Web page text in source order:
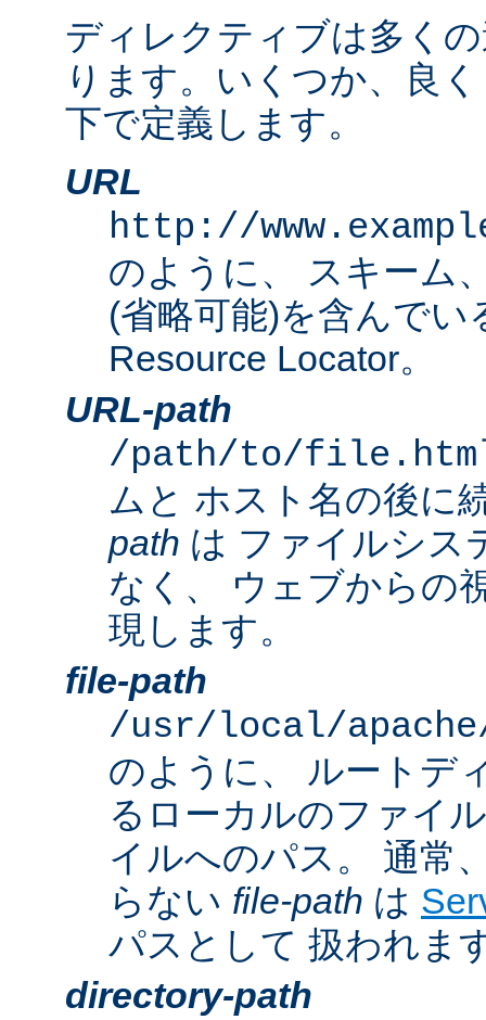
ディレクティブは多く
ります。いくつか、良
下で定義します。
URL
http://
のように、 スキーム
(省略可能)を含んでい
Resource Locator。
URL-path
/path/to/
ムと ホスト名の後に
path は ファイルシス
なく、 ウェブからの
現します。
file-path
/usr/local/
のように、 ルートデ
るローカルのファイ
イルへのパス。 通常
らない file-path は
パスとして 扱われま
directory-path